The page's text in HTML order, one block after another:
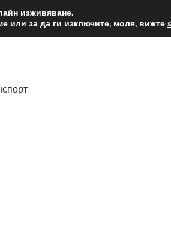
изживяване.
или за да ги изключите, моля, вижте